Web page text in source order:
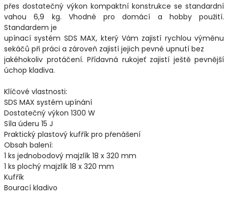
přes dostatečný výkon kompaktní konstrukce se standardní
vahou 6,9 kg. Vhodné pro domácí a hobby použití.
Standardem je
upínací systém SDS MAX, který Vám zajistí rychlou výměnu
sekáčů při práci a zároveň zajistí jejich pevné upnutí bez
jakéhokoliv protáčení. Přídavná rukojeť zajistí ještě pevnější
úchop kladiva.
Klíčové vlastnosti:
SDS MAX systém upínání
Dostatečný výkon 1300 W
Síla úderu 15 J
Praktický plastový kufřík pro přenášení
Obsah balení:
1 ks jednobodový majzlík 18 x 320 mm
1 ks plochý majzlík 18 x 320 mm
Kufřík
Bourací kladivo